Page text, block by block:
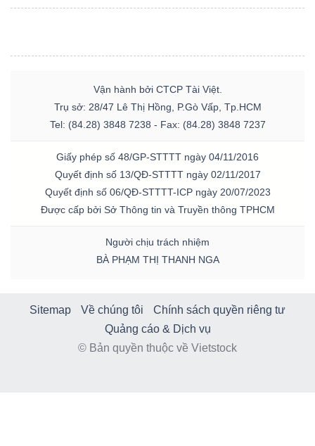
Vận hành bởi CTCP Tài Việt.
Trụ sở: 28/47 Lê Thị Hồng, P.Gò Vấp, Tp.HCM
Tel: (84.28) 3848 7238 - Fax: (84.28) 3848 7237
Giấy phép số 48/GP-STTTT ngày 04/11/2016
Quyết định số 13/QĐ-STTTT ngày 02/11/2017
Quyết định số 06/QĐ-STTTT-ICP ngày 20/07/2023
Được cấp bởi Sở Thông tin và Truyền thông TPHCM
Người chịu trách nhiệm
BÀ PHẠM THỊ THANH NGA
Sitemap Về chúng tôi
Chính sách quyền riêng tư
Quảng cáo & Dịch vụ
© Bản quyền thuộc về Vietstock